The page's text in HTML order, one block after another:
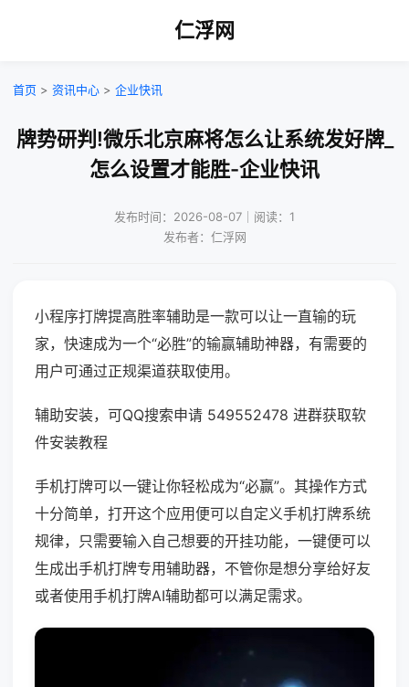
仁浮网
首页 > 资讯中心 > 企业快讯
牌势研判!微乐北京麻将怎么让系统发好牌_
怎么设置才能胜-企业快讯
发布时间：2026-08-07｜阅读：1
发布者：仁浮网
小程序打牌提高胜率辅助是一款可以让一直输的玩
家，快速成为一个“必胜”的输赢辅助神器，有需要的
用户可通过正规渠道获取使用。
辅助安装，可QQ搜索申请 549552478 进群获取软
件安装教程
手机打牌可以一键让你轻松成为“必赢”。其操作方式
十分简单，打开这个应用便可以自定义手机打牌系统
规律，只需要输入自己想要的开挂功能，一键便可以
生成出手机打牌专用辅助器，不管你是想分享给好友
或者使用手机打牌AI辅助都可以满足需求。